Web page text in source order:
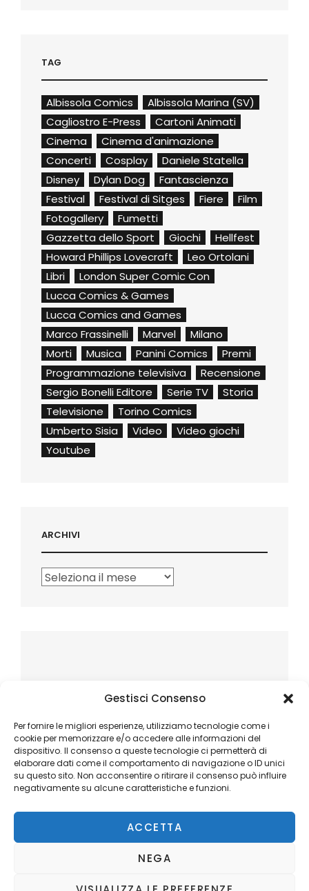
Gestisci Consenso
Per fornire le migliori esperienze, utilizziamo tecnologie come i
cookie per memorizzare e/o accedere alle informazioni del
dispositivo. Il consenso a queste tecnologie ci permetterà di
elaborare dati come il comportamento di navigazione o ID unici
su questo sito. Non acconsentire o ritirare il consenso può influire
negativamente su alcune caratteristiche e funzioni.
ACCETTA
NEGA
TAG
Albissola Comics
Albissola Marina (SV)
Cagliostro E-Press
Cartoni Animati
Cinema
Cinema d'animazione
Concerti
Cosplay
Daniele Statella
Disney
Dylan Dog
Fantascienza
Festival
Festival di Sitges Fiere
Film
Fotogallery
Fumetti
Gazzetta dello Sport
Giochi
Hellfest
Howard Phillips Lovecraft
Leo Ortolani
Libri
London Super Comic Con
Lucca Comics & Games
Lucca Comics and Games
Marco Frassinelli
Marvel
Milano
Morti
Musica Panini Comics
Premi
Programmazione televisiva
Recensione
Sergio Bonelli Editore
Serie TV
Storia
Televisione
Torino Comics
Umberto Sisia
Video
Video giochi
Youtube
ARCHIVI
Archivi